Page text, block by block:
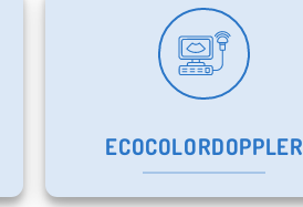
ECOCOLORDOPPLER